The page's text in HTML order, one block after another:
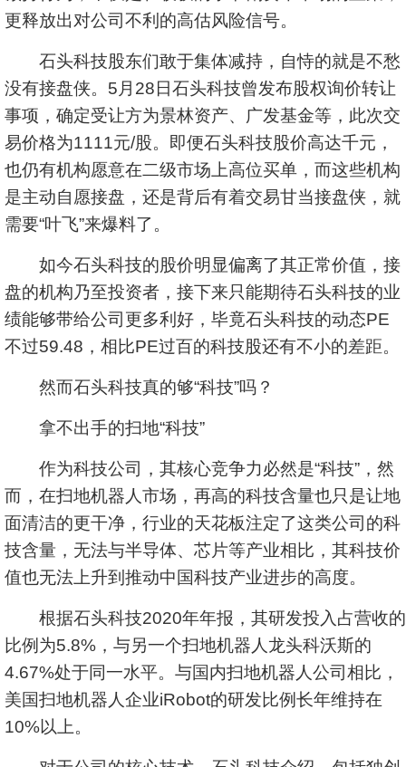
更释放出对公司不利的高估风险信号。
石头科技股东们敢于集体减持，自恃的就是不愁
没有接盘侠。5月28日石头科技曾发布股权询价转让
事项，确定受让方为景林资产、广发基金等，此次交
易价格为1111元/股。即便石头科技股价高达千元，
也仍有机构愿意在二级市场上高位买单，而这些机构
是主动自愿接盘，还是背后有着交易甘当接盘侠，就
需要“叶飞”来爆料了。
如今石头科技的股价明显偏离了其正常价值，接
盘的机构乃至投资者，接下来只能期待石头科技的业
绩能够带给公司更多利好，毕竟石头科技的动态PE
不过59.48，相比PE过百的科技股还有不小的差距。
然而石头科技真的够“科技”吗？
拿不出手的扫地“科技”
作为科技公司，其核心竞争力必然是“科技”，然
而，在扫地机器人市场，再高的科技含量也只是让地
面清洁的更干净，行业的天花板注定了这类公司的科
技含量，无法与半导体、芯片等产业相比，其科技价
值也无法上升到推动中国科技产业进步的高度。
根据石头科技2020年年报，其研发投入占营收的
比例为5.8%，与另一个扫地机器人龙头科沃斯的
4.67%处于同一水平。与国内扫地机器人公司相比，
美国扫地机器人企业iRobot的研发比例长年维持在
10%以上。